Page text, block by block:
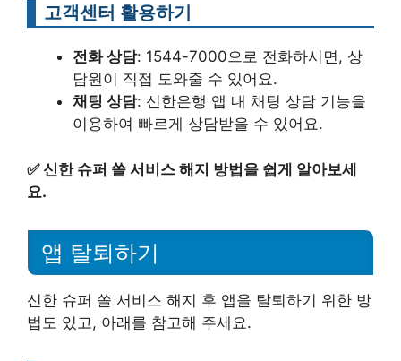
고객센터 활용하기
전화 상담: 1544-7000으로 전화하시면, 상
담원이 직접 도와줄 수 있어요.
채팅 상담: 신한은행 앱 내 채팅 상담 기능을
이용하여 빠르게 상담받을 수 있어요.
✅신한 슈퍼 쏠 서비스 해지 방법을 쉽게 알아보세
요.
앱 탈퇴하기
신한 슈퍼 쏠 서비스 해지 후 앱을 탈퇴하기 위한 방
법도 있고, 아래를 참고해 주세요.